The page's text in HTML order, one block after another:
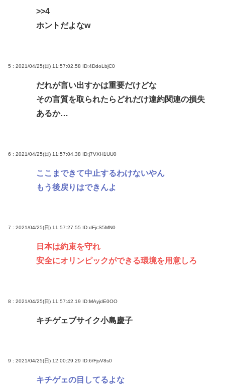
>>4
ホントだよなw
5 : 2021/04/25(日) 11:57:02.58 ID:4DdoLbjC0
だれが言い出すかは重要だけどな
その言質を取られたらどれだけ違約関連の損失
あるか…
6 : 2021/04/25(日) 11:57:04.38 ID:j7VXH1UU0
ここまできて中止するわけないやん
もう後戻りはできんよ
7 : 2021/04/25(日) 11:57:27.55 ID:dFjcS5MN0
日本は約束を守れ
安全にオリンピックができる環境を用意しろ
8 : 2021/04/25(日) 11:57:42.19 ID:MAyjdE0OO
キチゲェブサイク小島慶子
9 : 2021/04/25(日) 12:00:29.29 ID:6/FjsV8s0
キチゲェの目してるよな